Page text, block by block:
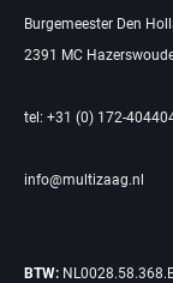
Burgemeester Den
2391 MC
tel: +31 (0) 172-
info@multizaag.nl
BTW: